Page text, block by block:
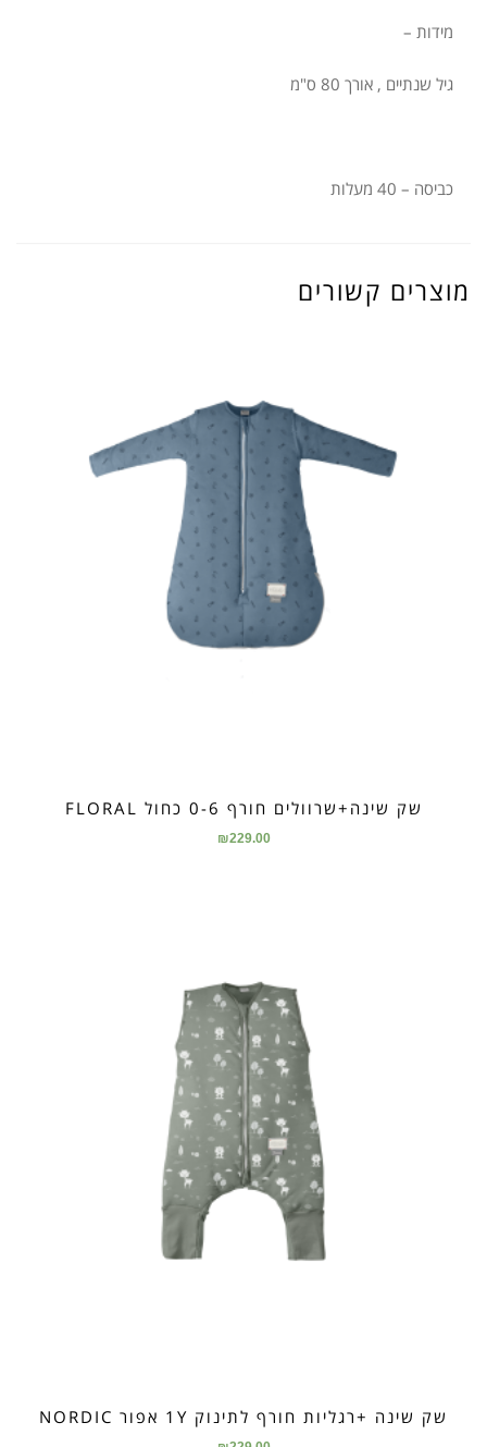
מידות –
גיל שנתיים , אורך 80 ס"מ
כביסה – 40 מעלות
מוצרים קשורים
שק שינה+שרוולים חורף 0-6 כחול FLORAL
₪229.00
שק שינה +רגליות חורף לתינוק 1Y אפור NORDIC